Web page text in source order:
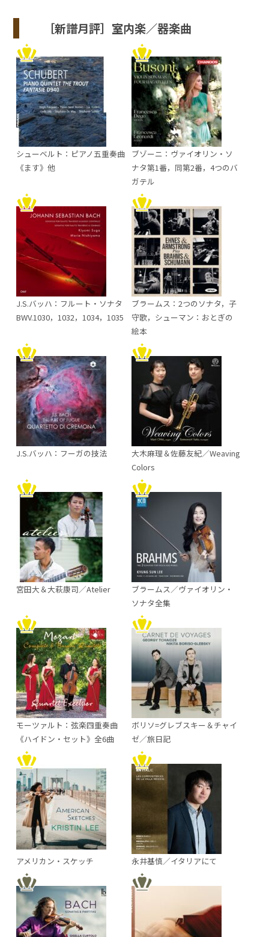
［新譜月評］室内楽／器楽曲
シューベルト：ピアノ五重奏曲
《ます》他
ブゾーニ：ヴァイオリン・ソ
ナタ第1番，同第2番，4つのバ
ガテル
J.S.バッハ：フルート・ソナタ
BWV.1030，1032，1034，1035
ブラームス：2つのソナタ，子
守歌，シューマン：おとぎの
絵本
J.S.バッハ：フーガの技法
大木麻理＆佐藤友紀／Weaving
Colors
宮田大＆大萩康司／Atelier
ブラームス／ヴァイオリン・
ソナタ全集
モーツァルト：弦楽四重奏曲
《ハイドン・セット》全6曲
ボリソ=グレブスキー＆チャイ
ゼ／旅日記
アメリカン・スケッチ 永井基慎／イタリアにて